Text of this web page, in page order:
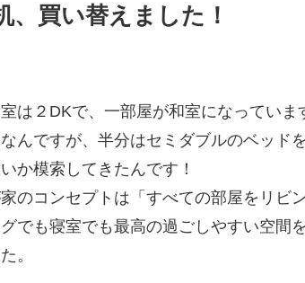
、買い替えました！
は２DKで、一部屋が和室になっていま
んですが、半分はセミダブルのベッド
か模索してきたんです！
のコンセプトは「すべての部屋をリビ
でも寝室でも最高の過ごしやすい空間
。